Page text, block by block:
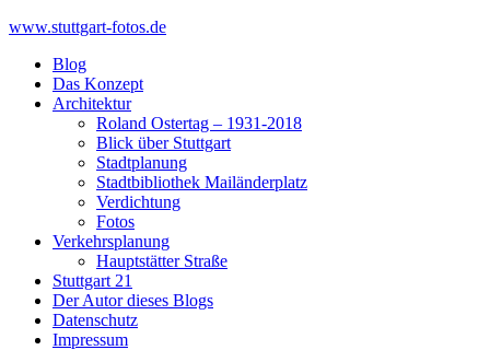
Skip
content
www.stuttgart-fotos.de
Blog
Das Konzept
Architektur
Roland Ostertag – 1931-2018
Blick über Stuttgart
Stadtplanung
Stadtbibliothek Mailänderplatz
Verdichtung
Fotos
Verkehrsplanung
Hauptstätter Straße
Stuttgart 21
Der Autor dieses Blogs
Datenschutz
Impressum